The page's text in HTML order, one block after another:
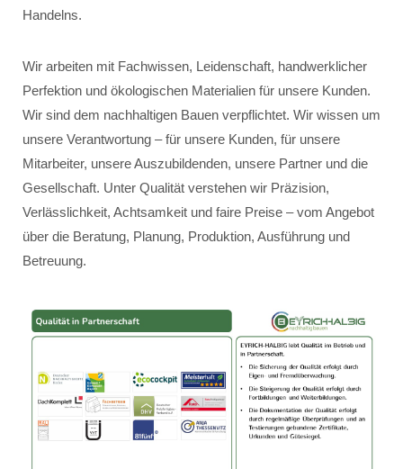
Handelns.
Wir arbeiten mit Fachwissen, Leidenschaft, handwerklicher
Perfektion und ökologischen Materialien für unsere Kunden.
Wir sind dem nachhaltigen Bauen verpflichtet. Wir wissen um
unsere Verantwortung – für unsere Kunden, für unsere
Mitarbeiter, unsere Auszubildenden, unsere Partner und die
Gesellschaft. Unter Qualität verstehen wir Präzision,
Verlässlichkeit, Achtsamkeit und faire Preise – vom Angebot
über die Beratung, Planung, Produktion, Ausführung und
Betreuung.